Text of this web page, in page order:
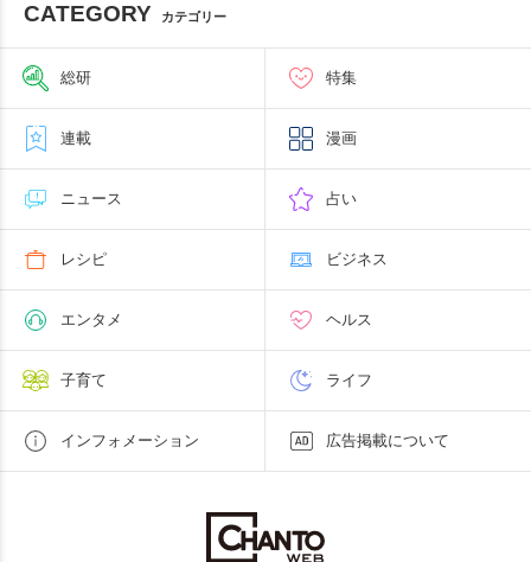
CATEGORY カテゴリー
総研 特集
連載 漫画
ニュース 占い
レシピ ビジネス
エンタメ ヘルス
子育て ライフ
インフォメーション 広告掲載について